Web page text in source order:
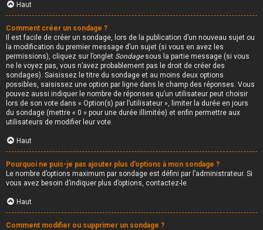
Haut
Comment créer un sondage ?
Il est facile de créer un sondage, lors de la publication d’un nouveau sujet ou
la modification du premier message d’un sujet (si vous en avez les
permissions), cliquez sur l’onglet Sondagesous la partie message (si vous
ne le voyez pas, vous n’avez probablement pas le droit de créer des
sondages). Saisissez le titre du sondage et au moins deux options
possibles, saisissez une option par ligne dans le champ des réponses. Vous
pouvez aussi indiquer le nombre de réponses qu’un utilisateur peut choisir
lors de son vote dans « Option(s) par l’utilisateur », limiter la durée en jours
du sondage (mettre « 0 » pour une durée illimitée) et enfin permettre aux
utilisateurs de modifier leur vote.
Haut
Pourquoi ne puis-je pas ajouter plus d’options à mon sondage ?
Le nombre d’options maximum par sondage est défini par l’administrateur. Si
vous avez besoin d’indiquer plus d’options, contactez-le.
Haut
Comment modifier ou supprimer un sondage ?